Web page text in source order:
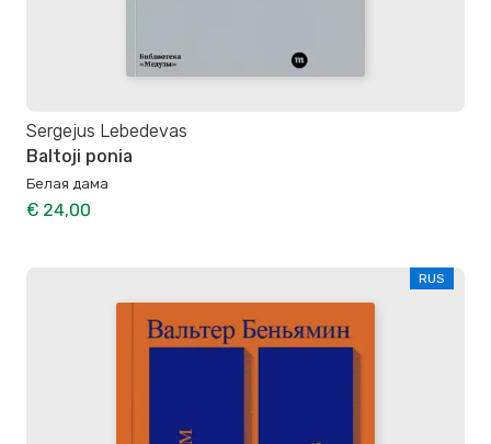
Sergejus Lebedevas
Baltoji ponia
Белая дама
€ 24,00
RUS